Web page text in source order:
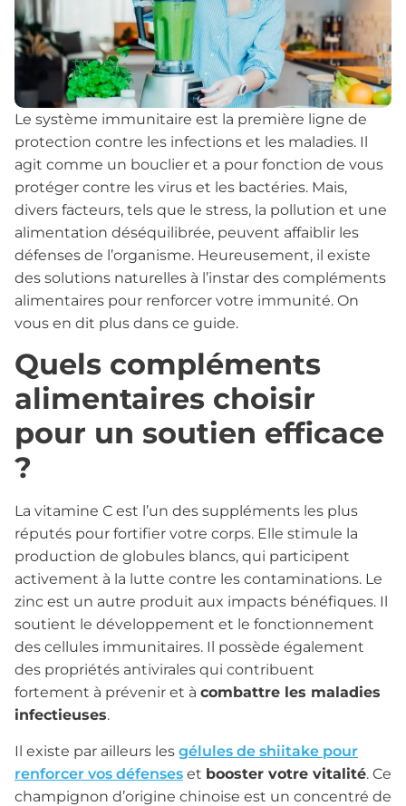
Le système immunitaire est la première ligne de
protection contre les infections et les maladies. Il
agit comme un bouclier et a pour fonction de vous
protéger contre les virus et les bactéries. Mais,
divers facteurs, tels que le stress, la pollution et une
alimentation déséquilibrée, peuvent affaiblir les
défenses de l’organisme. Heureusement, il existe
des solutions naturelles à l’instar des compléments
alimentaires pour renforcer votre immunité. On
vous en dit plus dans ce guide.
Quels compléments
alimentaires choisir
pour un soutien efficace
?
La vitamine C est l’un des suppléments les plus
réputés pour fortifier votre corps. Elle stimule la
production de globules blancs, qui participent
activement à la lutte contre les contaminations. Le
zinc est un autre produit aux impacts bénéfiques. Il
soutient le développement et le fonctionnement
des cellules immunitaires. Il possède également
des propriétés antivirales qui contribuent
fortement à prévenir et à combattre les maladies
infectieuses.
Il existe par ailleurs les gélules de shiitake pour
renforcer vos défenses et booster votre vitalité. Ce
champignon d’origine chinoise est un concentré de